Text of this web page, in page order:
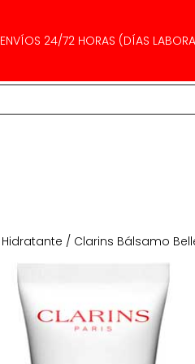
ENVÍOS 24/72 HORAS (DÍAS
Hidratante / Clarins Bálsamo